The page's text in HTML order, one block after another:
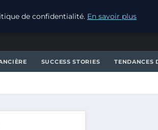
SUCCESS STORIES TENDANCES
de confidentialité. En savoir plus